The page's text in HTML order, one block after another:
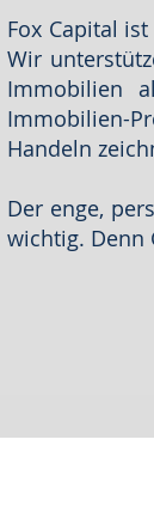
Fox Capital
Wir
Immobilien
Immobilien-
Handeln
Der enge,
wichtig. Denn